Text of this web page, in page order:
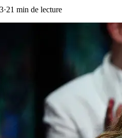
·21 min de lecture